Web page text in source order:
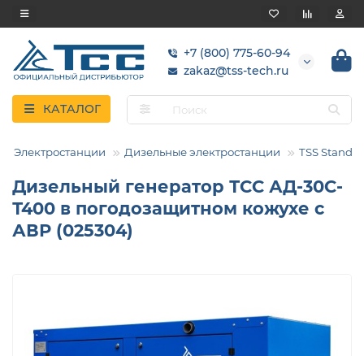
+7 (800) 775-60-94
zakaz@tss-tech.ru
КАТАЛОГ
Электростанции Дизельные электростанции TSS
Дизельный генератор ТСС АД-30С-
Т400 в погодозащитном кожухе с
АВР (025304)